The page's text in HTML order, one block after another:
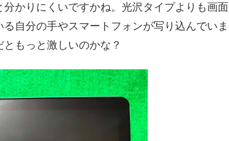
かりにくいですかね。光沢タイプよりも画面
自分の手やスマートフォンが写り込んでいま
もっと激しいのかな？